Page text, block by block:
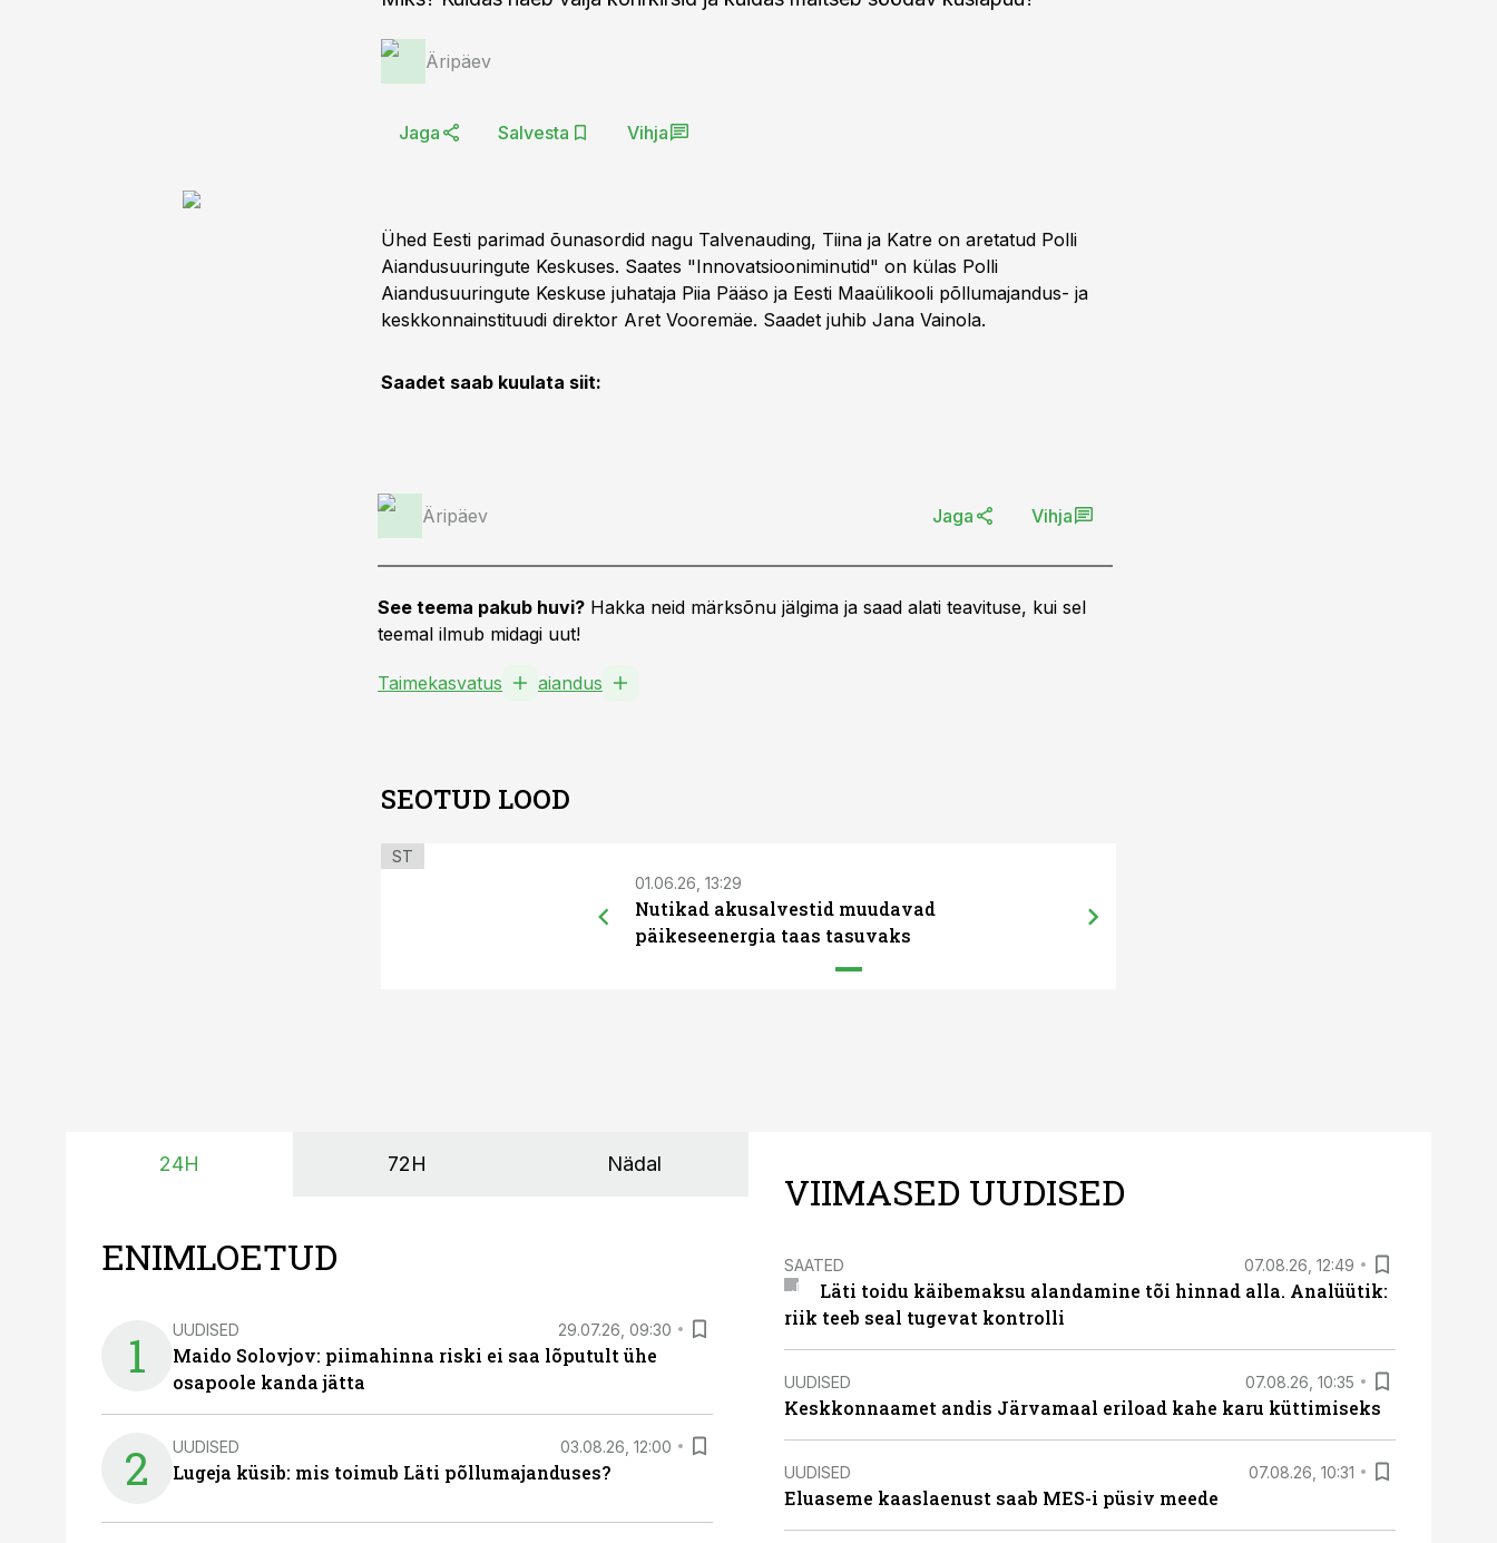
Äripäev
Jaga Salvesta Vihja
Ühed Eesti parimad õunasordid nagu Talvenauding, Tiina ja Katre on aretatud Polli
Aiandusuuringute Keskuses. Saates "Innovatsiooniminutid" on külas Polli
Aiandusuuringute Keskuse juhataja Piia Pääso ja Eesti Maaülikooli põllumajandus- ja
keskkonnainstituudi direktor Aret Vooremäe. Saadet juhib Jana Vainola.
Saadet saab kuulata siit:
Äripäev Jaga Vihja
See teema pakub huvi? Hakka neid märksõnu jälgima ja saad alati teavituse, kui sel
teemal ilmub midagi uut!
Taimekasvatus aiandus
SEOTUD LOOD
ST
01.06.26, 13:29
Nutikad akusalvestid muudavad
päikeseenergia taas tasuvaks
24H 72H Nädal
ENIMLOETUD
1 UUDISED 29.07.26, 09:30
Maido Solovjov: piimahinna riski ei saa lõputult ühe
osapoole kanda jätta
2 UUDISED 03.08.26, 12:00
Lugeja küsib: mis toimub Läti põllumajanduses?
VIIMASED UUDISED
SAATED 07.08.26, 12:49
Läti toidu käibemaksu alandamine tõi hinnad alla. Analüütik:
riik teeb seal tugevat kontrolli
UUDISED 07.08.26, 10:35
Keskkonnaamet andis Järvamaal eriload kahe karu küttimiseks
UUDISED 07.08.26, 10:31
Eluaseme kaaslaenust saab MES-i püsiv meede